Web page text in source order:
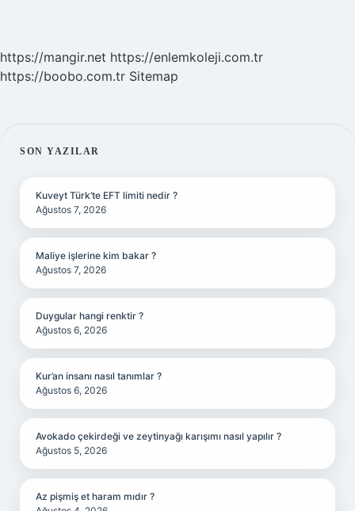
https://mangir.net https://enlemkoleji.com.tr
https://boobo.com.tr Sitemap
SIDEBAR
SON YAZILAR
Kuveyt Türk’te EFT limiti nedir ?
Ağustos 7, 2026
Maliye işlerine kim bakar ?
Ağustos 7, 2026
Duygular hangi renktir ?
Ağustos 6, 2026
Kur’an insanı nasıl tanımlar ?
Ağustos 6, 2026
Avokado çekirdeği ve zeytinyağı karışımı nasıl yapılır ?
Ağustos 5, 2026
Az pişmiş et haram mıdır ?